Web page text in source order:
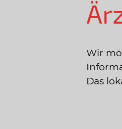
Wir
Das